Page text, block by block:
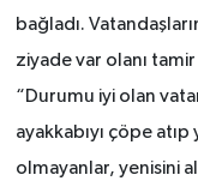
bağladı.
ziyade var olanı
“Durumu iyi olan
ayakkabıyı çöpe
olmayanlar, yenisini